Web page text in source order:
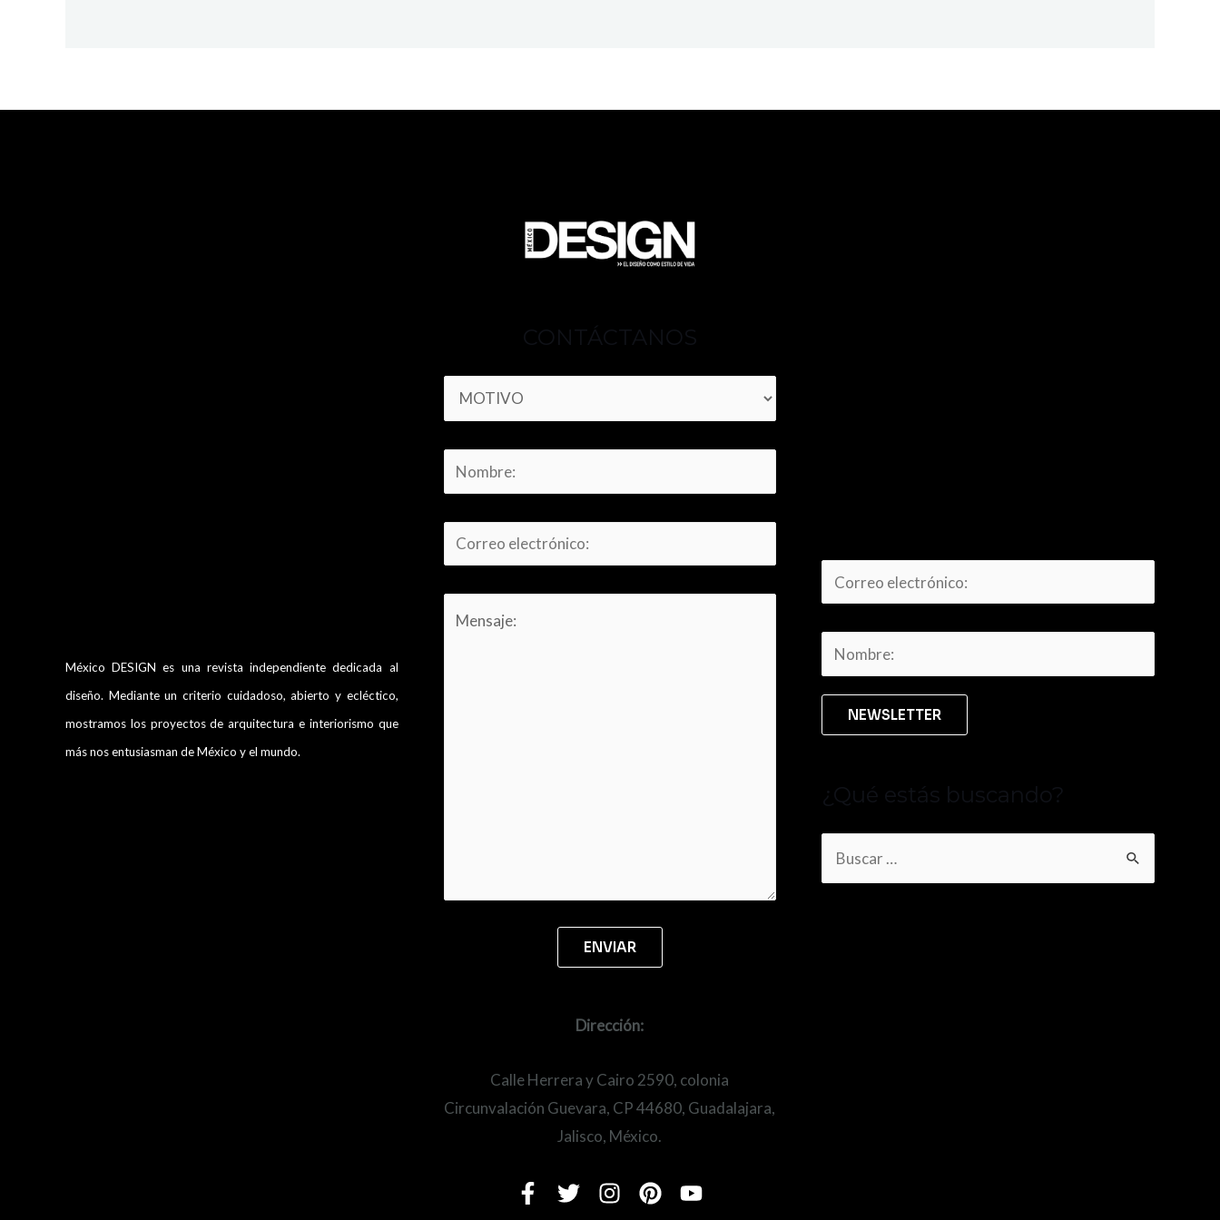
México DESIGN es una revista independiente dedicada al
diseño. Mediante un criterio cuidadoso, abierto y ecléctico,
mostramos los proyectos de arquitectura e interiorismo que
más nos entusiasman de México y el mundo.
CONTÁCTANOS
Dirección:
Calle Herrera y Cairo 2590, colonia
Circunvalación Guevara, CP 44680, Guadalajara,
Jalisco, México.
¿Qué estás buscando?